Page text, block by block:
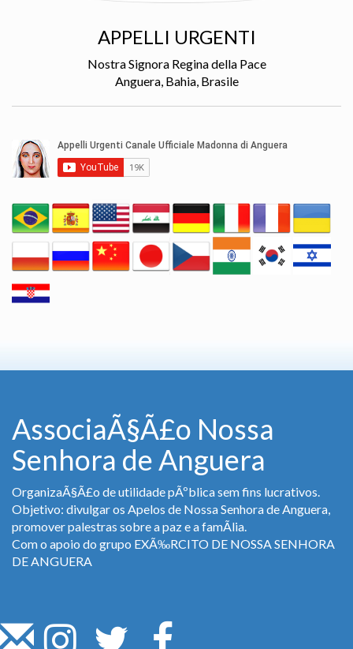
APPELLI URGENTI
Nostra Signora Regina della Pace
Anguera, Bahia, Brasile
AssociaÃ§Ã£o Nossa
Senhora de Anguera
OrganizaÃ§Ã£o de utilidade pÃºblica sem fins lucrativos.
Objetivo: divulgar os Apelos de Nossa Senhora de Anguera,
promover palestras sobre a paz e a famÃ­lia.
Com o apoio do grupo EXÃ‰RCITO DE NOSSA SENHORA
DE ANGUERA